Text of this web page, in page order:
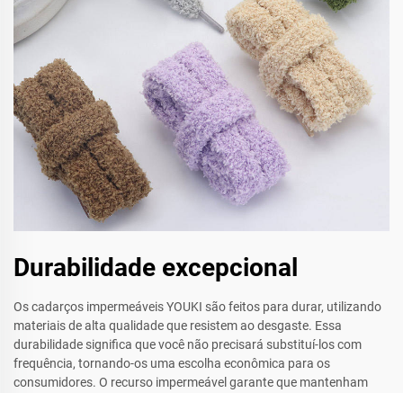
Durabilidade excepcional
Os cadarços impermeáveis YOUKI são feitos para durar, utilizando
materiais de alta qualidade que resistem ao desgaste. Essa
durabilidade significa que você não precisará substituí-los com
frequência, tornando-os uma escolha econômica para os
consumidores. O recurso impermeável garante que mantenham